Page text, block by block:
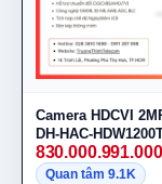
Camera HDCVI
DH-HAC-
830.000.991.000
Quan tâm 9.1K